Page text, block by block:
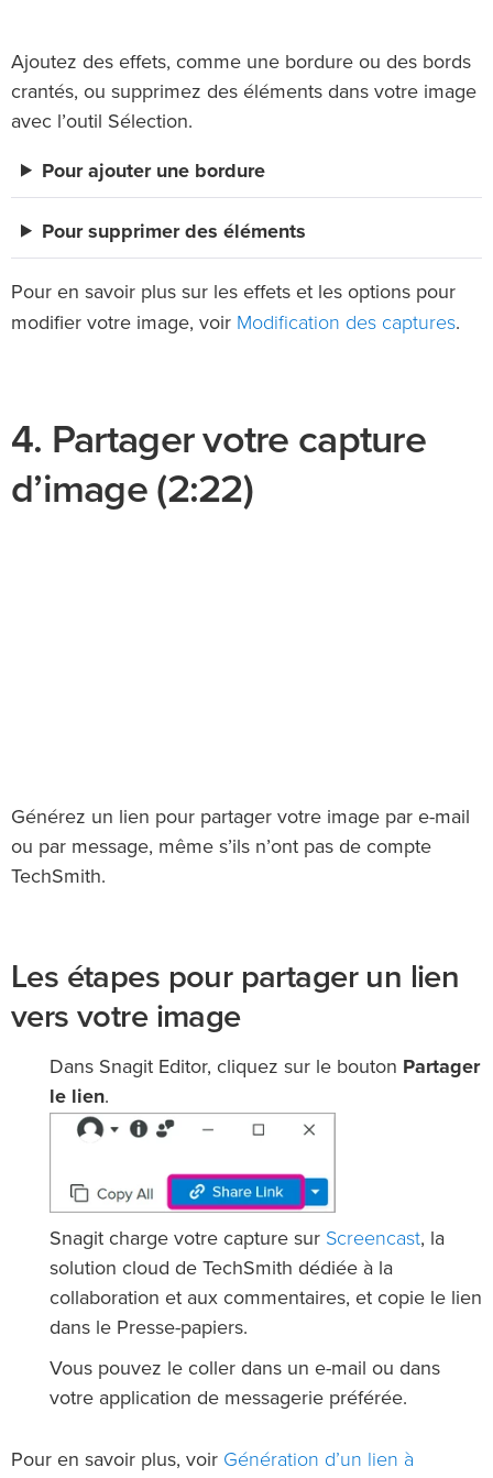
Ajoutez des effets, comme une bordure ou des bords
crantés, ou supprimez des éléments dans votre image
avec l’outil Sélection.
Pour ajouter une bordure
Pour supprimer des éléments
Pour en savoir plus sur les effets et les options pour
modifier votre image, voir Modification des captures.
4. Partager votre capture
d’image (2:22)
Générez un lien pour partager votre image par e-mail
ou par message, même s’ils n’ont pas de compte
TechSmith.
Les étapes pour partager un lien
vers votre image
Dans Snagit Editor, cliquez sur le bouton Partager
le lien.
Snagit charge votre capture sur Screencast, la
solution cloud de TechSmith dédiée à la
collaboration et aux commentaires, et copie le lien
dans le Presse-papiers.
Vous pouvez le coller dans un e-mail ou dans
votre application de messagerie préférée.
Pour en savoir plus, voir Génération d’un lien à